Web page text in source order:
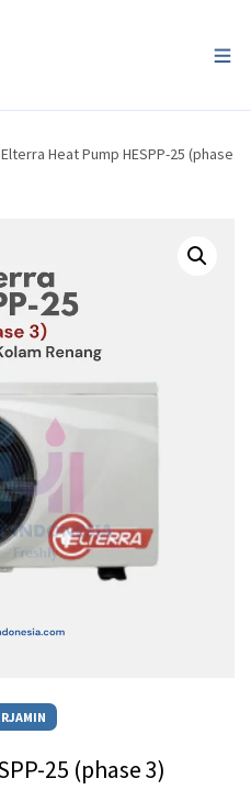
Heat Pump HESPP-25 (phase
25 (phase 3)